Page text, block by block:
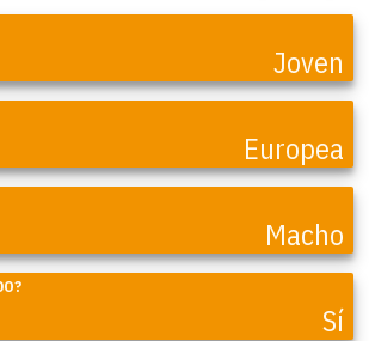
Joven
Europea
Macho
Sí